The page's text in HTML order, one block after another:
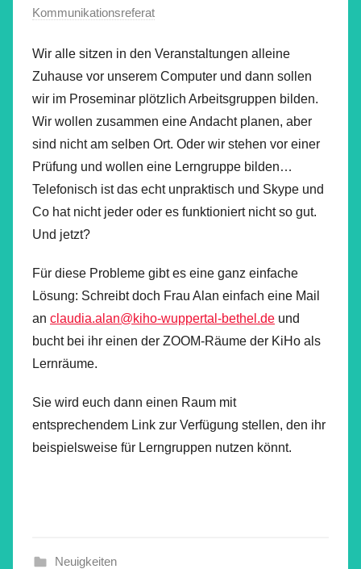
Kommunikationsreferat
Wir alle sitzen in den Veranstaltungen alleine
Zuhause vor unserem Computer und dann sollen
wir im Proseminar plötzlich Arbeitsgruppen bilden.
Wir wollen zusammen eine Andacht planen, aber
sind nicht am selben Ort. Oder wir stehen vor einer
Prüfung und wollen eine Lerngruppe bilden…
Telefonisch ist das echt unpraktisch und Skype und
Co hat nicht jeder oder es funktioniert nicht so gut.
Und jetzt?
Für diese Probleme gibt es eine ganz einfache
Lösung: Schreibt doch Frau Alan einfach eine Mail
an claudia.alan@kiho-wuppertal-bethel.de und
bucht bei ihr einen der ZOOM-Räume der KiHo als
Lernräume.
Sie wird euch dann einen Raum mit
entsprechendem Link zur Verfügung stellen, den ihr
beispielsweise für Lerngruppen nutzen könnt.
Neuigkeiten